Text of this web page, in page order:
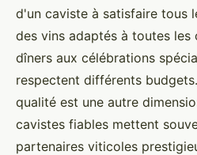
d'un caviste à satisfaire tous
des vins adaptés à toutes les
dîners aux célébrations
respectent différents
qualité est une autre
cavistes fiables mettent
partenaires viticoles